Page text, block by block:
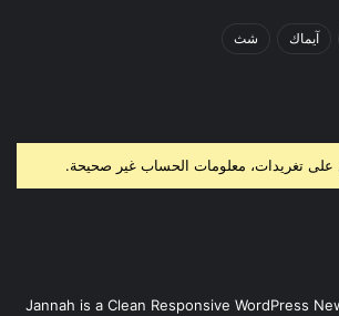
آيماك شث
على تغريدات، معلومات الحساب غير صحيحة.
Jannah is a Clean Responsive WordPress